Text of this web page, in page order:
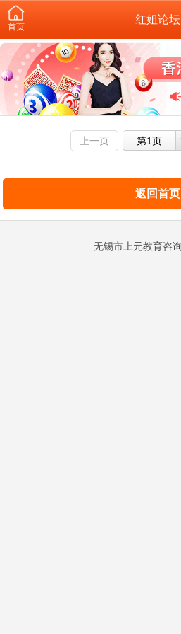
首页
红姐论坛
上一页 第1页
返回首页
无锡市上元教育咨